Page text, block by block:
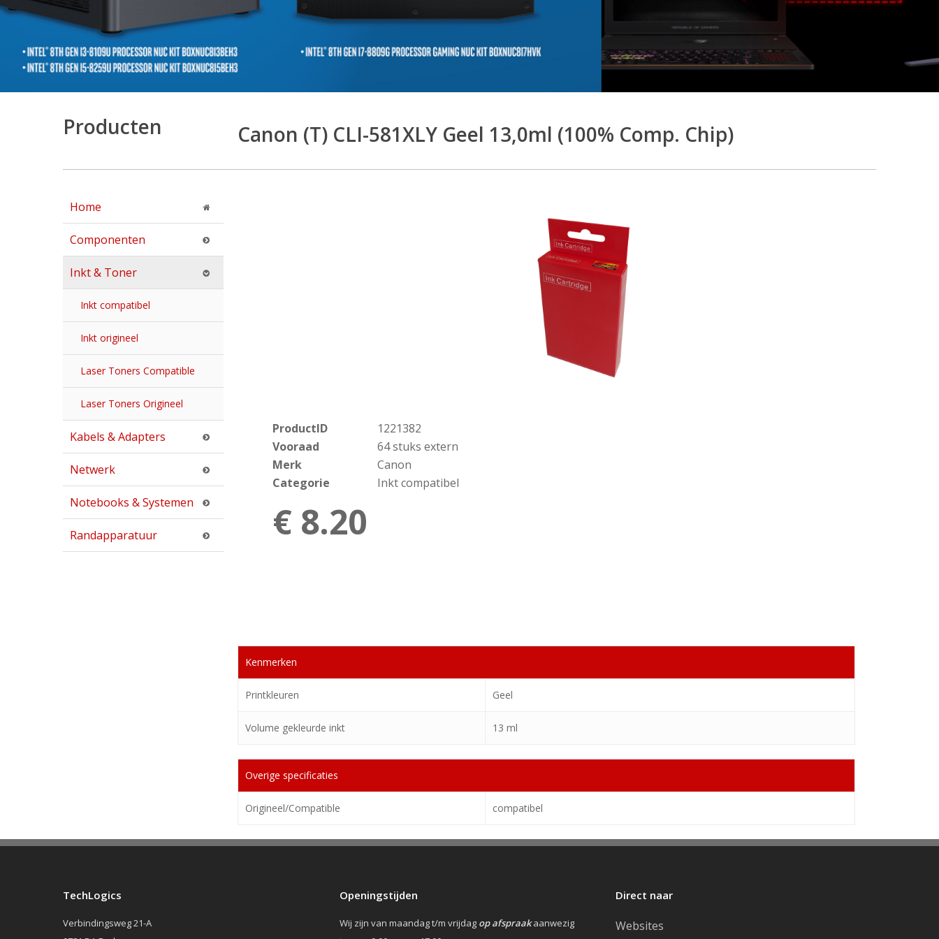
Producten
Home
Componenten
Inkt & Toner
Inkt compatibel
Inkt origineel
Laser Toners Compatible
Laser Toners Origineel
Kabels & Adapters
Netwerk
Notebooks & Systemen
Randapparatuur
Canon (T) CLI-581XLY Geel 13,0ml (100% Comp. Chip)
ProductID
1221382
Vooraad
64 stuks extern
Merk
Canon
Categorie
Inkt compatibel
€ 8.20
Kenmerken
Printkleuren Geel
Volume gekleurde inkt 13 ml
Overige specificaties
Origineel/Compatible compatibel
TechLogics
Verbindingsweg 21-A
Openingstijden
Wij zijn van maandag t/m vrijdag op afspraakaanwezig
Direct naar
Websites